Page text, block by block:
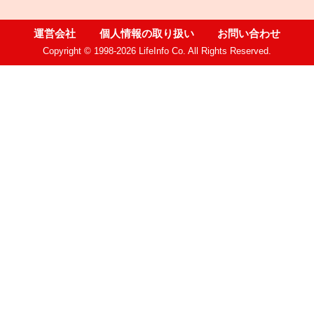
運営会社 個人情報の取り扱い お問い合わせ
Copyright © 1998-2026 LifeInfo Co. All Rights Reserved.